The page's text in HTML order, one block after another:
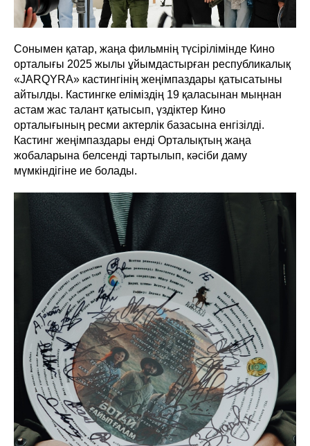
Сонымен қатар, жаңа фильмнің түсірілімінде Кино
орталығы 2025 жылы ұйымдастырған республикалық
«JARQYRA» кастингінің жеңімпаздары қатысатыны
айтылды. Кастингке еліміздің 19 қаласынан мыңнан
астам жас талант қатысып, үздіктер Кино
орталығының ресми актерлік базасына енгізілді.
Кастинг жеңімпаздары енді Орталықтың жаңа
жобаларына белсенді тартылып, кәсіби даму
мүмкіндігіне ие болады.